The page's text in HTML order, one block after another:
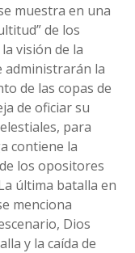
muestra en una
de los
visión de la
administrarán la
de las copas de
de oficiar su
para
contiene la
de los opositores
última batalla en
menciona
Dios
y la caída de